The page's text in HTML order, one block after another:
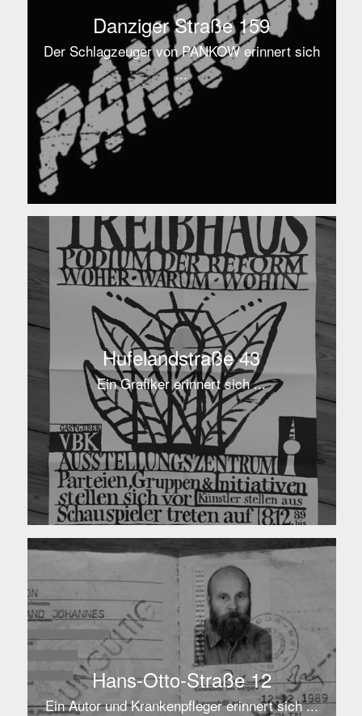
Danziger Straße 159
Der Schlagzeuger von PANKOW erinnert sich
...
Hufelandstraße 43
Ein Grafiker erinnert sich ...
Hans-Otto-Straße 12
Ein Autor und Krankenpfleger erinnert sich ...